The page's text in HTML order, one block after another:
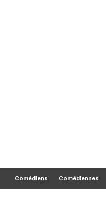
Comédiens Comédiennes